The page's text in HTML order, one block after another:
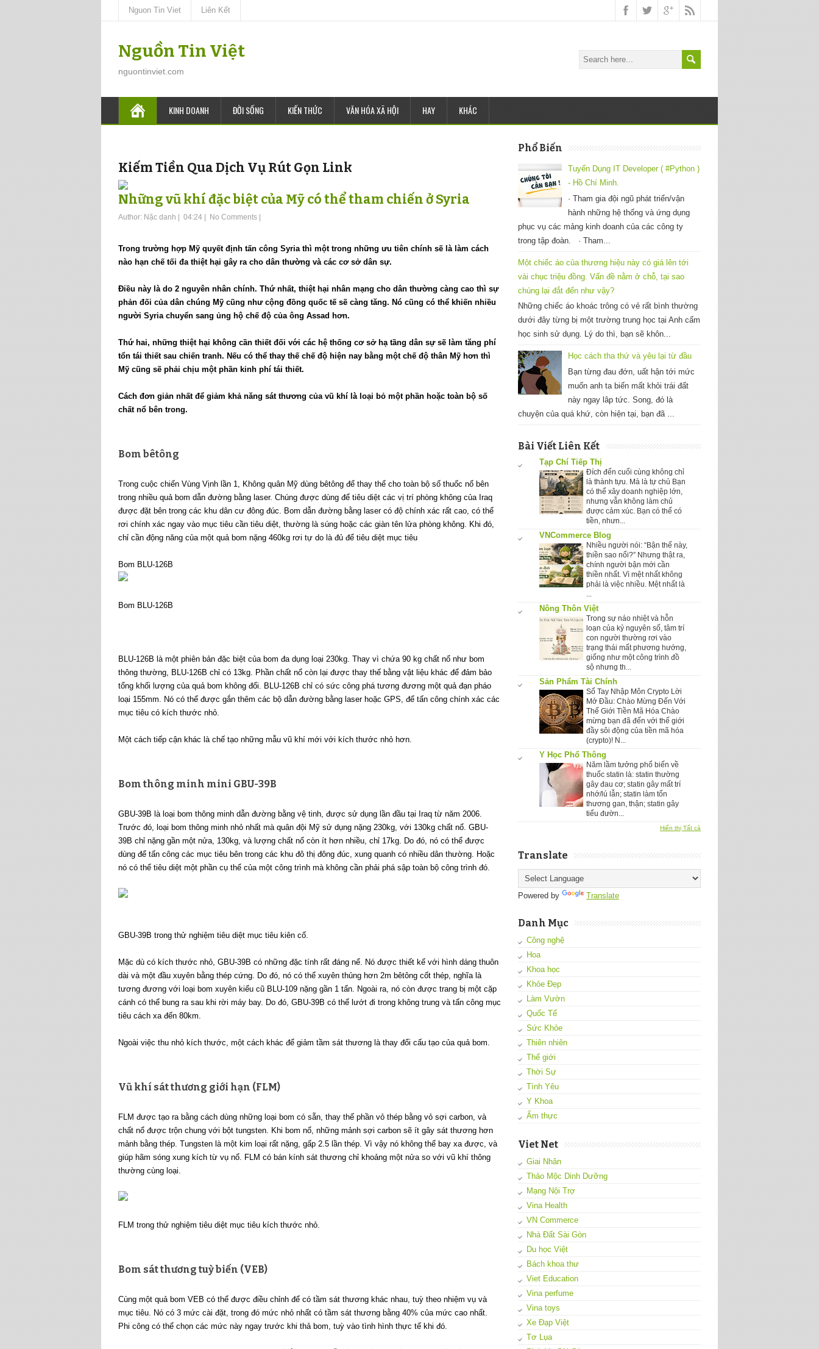
Nguon Tin Viet Liên Kết
Nguồn Tin Việt
nguontinviet.com
KINH DOANH ĐỜI SỐNG KIẾN THỨC VĂN HÓA XÃ HỘI HAY KHÁC
Kiếm Tiền Qua Dịch Vụ Rút Gọn Link
Những vũ khí đặc biệt của Mỹ có thể tham chiến ở Syria
Author: Nặc danh 04:24 No Comments
Trong trường hợp Mỹ quyết định tấn công Syria thì một trong những ưu tiên chính sẽ là làm cách
nào hạn chế tối đa thiệt hại gây ra cho dân thường và các cơ sở dân sự.
Điều này là do 2 nguyên nhân chính. Thứ nhất, thiệt hại nhân mạng cho dân thường càng cao thì sự
phản đối của dân chúng Mỹ cũng như cộng đồng quốc tế sẽ càng tăng. Nó cũng có thể khiến nhiều
người Syria chuyển sang ủng hộ chế độ của ông Assad hơn.
Thứ hai, những thiệt hại không cần thiết đối với các hệ thống cơ sở hạ tầng dân sự sẽ làm tăng phí
tổn tái thiết sau chiến tranh. Nếu có thể thay thế chế độ hiện nay bằng một chế độ thân Mỹ hơn thì
Mỹ cũng sẽ phải chịu một phần kinh phí tái thiết.
Cách đơn giản nhất để giảm khả năng sát thương của vũ khí là loại bỏ một phần hoặc toàn bộ số
chất nổ bên trong.
Bom bêtông
Trong cuộc chiến Vùng Vịnh lần 1, Không quân Mỹ dùng bêtông để thay thế cho toàn bộ số thuốc nổ bên
trong nhiều quả bom dẫn đường bằng laser. Chúng được dùng để tiêu diệt các vị trí phòng không của Iraq
được đặt bên trong các khu dân cư đông đúc. Bom dẫn đường bằng laser có độ chính xác rất cao, có thể
rơi chính xác ngay vào mục tiêu cần tiêu diệt, thường là súng hoặc các giàn tên lửa phòng không. Khi đó,
chỉ cần động năng của một quả bom nặng 460kg rơi tự do là đủ để tiêu diệt mục tiêu
Bom BLU-126B
Bom BLU-126B
BLU-126B là một phiên bản đặc biệt của bom đa dụng loại 230kg. Thay vì chứa 90 kg chất nổ như bom
thông thường, BLU-126B chỉ có 13kg. Phần chất nổ còn lại được thay thế bằng vật liệu khác để đảm bảo
tổng khối lượng của quả bom không đổi. BLU-126B chỉ có sức công phá tương đương một quả đạn pháo
loại 155mm. Nó có thể được gắn thêm các bộ dẫn đường bằng laser hoặc GPS, để tấn công chính xác các
mục tiêu có kích thước nhỏ.
Một cách tiếp cận khác là chế tạo những mẫu vũ khí mới với kích thước nhỏ hơn.
Bom thông minh mini GBU-39B
GBU-39B là loại bom thông minh dẫn đường bằng vệ tinh, được sử dụng lần đầu tại Iraq từ năm 2006.
Trước đó, loại bom thông minh nhỏ nhất mà quân đội Mỹ sử dụng nặng 230kg, với 130kg chất nổ. GBU-
39B chỉ nặng gần một nửa, 130kg, và lượng chất nổ còn ít hơn nhiều, chỉ 17kg. Do đó, nó có thể được
dùng để tấn công các mục tiêu bên trong các khu đô thị đông đúc, xung quanh có nhiều dân thường. Hoặc
nó có thể tiêu diệt một phần cụ thể của một công trình mà không cần phải phá sập toàn bộ công trình đó.
GBU-39B trong thử nghiệm tiêu diệt mục tiêu kiên cố.
Mặc dù có kích thước nhỏ, GBU-39B có những đặc tính rất đáng nể. Nó được thiết kế với hình dáng thuôn
dài và một đầu xuyên bằng thép cứng. Do đó, nó có thể xuyên thủng hơn 2m bêtông cốt thép, nghĩa là
tương đương với loại bom xuyên kiểu cũ BLU-109 nặng gần 1 tấn. Ngoài ra, nó còn được trang bị một cặp
cánh có thể bung ra sau khi rời máy bay. Do đó, GBU-39B có thể lướt đi trong không trung và tấn công mục
tiêu cách xa đến 80km.
Ngoài việc thu nhỏ kích thước, một cách khác để giảm tầm sát thương là thay đổi cấu tạo của quả bom.
Vũ khí sát thương giới hạn (FLM)
FLM được tạo ra bằng cách dùng những loại bom có sẵn, thay thế phần vỏ thép bằng vỏ sợi carbon, và
chất nổ được trộn chung với bột tungsten. Khi bom nổ, những mảnh sợi carbon sẽ ít gây sát thương hơn
mảnh bằng thép. Tungsten là một kim loại rất nặng, gấp 2.5 lần thép. Vì vậy nó không thể bay xa được, và
giúp hãm sóng xung kích từ vụ nổ. FLM có bán kính sát thương chỉ khoảng một nửa so với vũ khí thông
thường cùng loại.
FLM trong thử nghiệm tiêu diệt mục tiêu kích thước nhỏ.
Bom sát thương tuỳ biến (VEB)
Cùng một quả bom VEB có thể được điều chỉnh để có tầm sát thương khác nhau, tuỳ theo nhiệm vụ và
mục tiêu. Nó có 3 mức cài đặt, trong đó mức nhỏ nhất có tầm sát thương bằng 40% của mức cao nhất.
Phi công có thể chọn các mức này ngay trước khi thả bom, tuỳ vào tình hình thực tế khi đó.
Phổ Biến
Tuyển Dụng IT Developer ( #Python )
- Hồ Chí Minh.
· Tham gia đội ngũ phát triển/vận
hành những hệ thống và ứng dụng
phục vụ các mảng kinh doanh của các công ty
trong tập đoàn. · Tham...
Một chiếc áo của thương hiệu này có giá lên tới
vài chục triệu đồng. Vấn đề nằm ở chỗ, tại sao
chúng lại đắt đến như vậy?
Những chiếc áo khoác trông có vẻ rất bình thường
dưới đây từng bị một trường trung học tại Anh cấm
học sinh sử dụng. Lý do thì, bạn sẽ khôn...
Học cách tha thứ và yêu lại từ đầu
Bạn từng đau đớn, uất hận tới mức
muốn anh ta biến mất khỏi trái đất
này ngay lâp tức. Song, đó là
chuyện của quá khứ, còn hiện tại, bạn đã ...
Bài Viết Liên Kết
Tạp Chí Tiếp Thị
Đích đến cuối cùng không chỉ
là thành tựu. Mà là tự chủ Bạn
có thể xây doanh nghiệp lớn,
nhưng vẫn không làm chủ
được cảm xúc. Bạn có thể có
tiền, nhưn...
VNCommerce Blog
Nhiều người nói: “Bận thế này,
thiền sao nổi?” Nhưng thật ra,
chính người bận mới cần
thiền nhất. Vì mệt nhất không
phải là việc nhiều. Mệt nhất là
Nông Thôn Việt
Trong sự náo nhiệt và hỗn
loạn của kỷ nguyên số, tâm trí
con người thường rơi vào
trạng thái mất phương hướng,
giống như một công trình đồ
sộ nhưng th...
Sản Phẩm Tài Chính
Sổ Tay Nhập Môn Crypto Lời
Mở Đầu: Chào Mừng Đến Với
Thế Giới Tiền Mã Hóa Chào
mừng bạn đã đến với thế giới
đầy sôi động của tiền mã hóa
(crypto)! N...
Y Học Phổ Thông
Năm lầm tưởng phổ biến về
thuốc statin là: statin thường
gây đau cơ; statin gây mất trí
nhớ/lú lẫn; statin làm tổn
thương gan, thận; statin gây
tiểu đườn...
Hiển thị Tất cả
Translate
Powered by Translate
Danh Mục
Công nghệ
Hoa
Khoa học
Khỏe Đẹp
Làm Vườn
Quốc Tế
Sức Khỏe
Thiên nhiên
Thế giới
Thời Sự
Tình Yêu
Y Khoa
Ẩm thực
Viet Net
Giai Nhân
Thảo Mộc Dinh Dưỡng
Mạng Nội Trợ
Vina Health
VN Commerce
Nhà Đất Sài Gòn
Du học Việt
Bách khoa thư
Viet Education
Vina perfume
Vina toys
Xe Đạp Việt
Tơ Lụa